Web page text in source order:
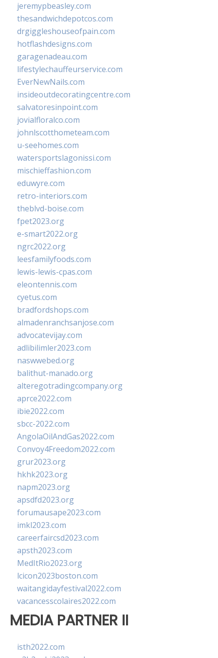
jeremypbeasley.com
thesandwichdepotcos.com
drgiggleshouseofpain.com
hotflashdesigns.com
garagenadeau.com
lifestylechauffeurservice.com
EverNewNails.com
insideoutdecoratingcentre.com
salvatoresinpoint.com
jovialfloralco.com
johnlscotthometeam.com
u-seehomes.com
watersportslagonissi.com
mischieffashion.com
eduwyre.com
retro-interiors.com
theblvd-boise.com
fpet2023.org
e-smart2022.org
ngrc2022.org
leesfamilyfoods.com
lewis-lewis-cpas.com
eleontennis.com
cyetus.com
bradfordshops.com
almadenranchsanjose.com
advocatevijay.com
adlibilimler2023.com
naswwebed.org
balithut-manado.org
alteregotradingcompany.org
aprce2022.com
ibie2022.com
sbcc-2022.com
AngolaOilAndGas2022.com
Convoy4Freedom2022.com
grur2023.org
hkhk2023.org
napm2023.org
apsdfd2023.org
forumausape2023.com
imkl2023.com
careerfaircsd2023.com
apsth2023.com
MedItRio2023.org
lcicon2023boston.com
waitangidayfestival2022.com
vacancesscolaires2022.com
MEDIA PARTNER II
isth2022.com